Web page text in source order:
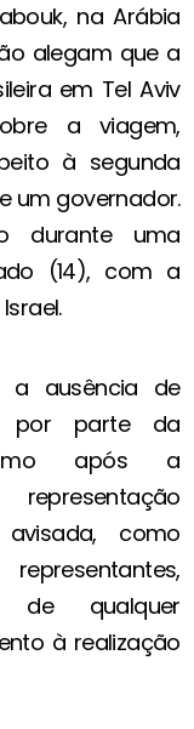
na Arábia
alegam que a
em Tel Aviv
a viagem,
à segunda
um governador.
durante uma
(14), com a
a ausência de
por parte da
após a
como
de qualquer
à realização